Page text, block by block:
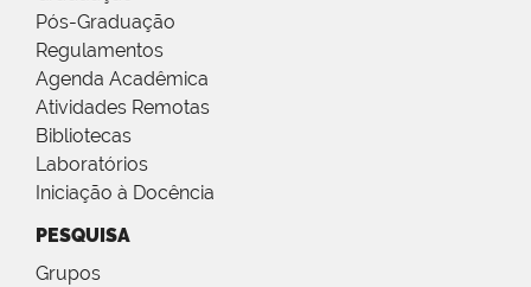
Pós-Graduação
Regulamentos
Agenda Acadêmica
Atividades Remotas
Bibliotecas
Laboratórios
Iniciação à Docência
PESQUISA
Grupos